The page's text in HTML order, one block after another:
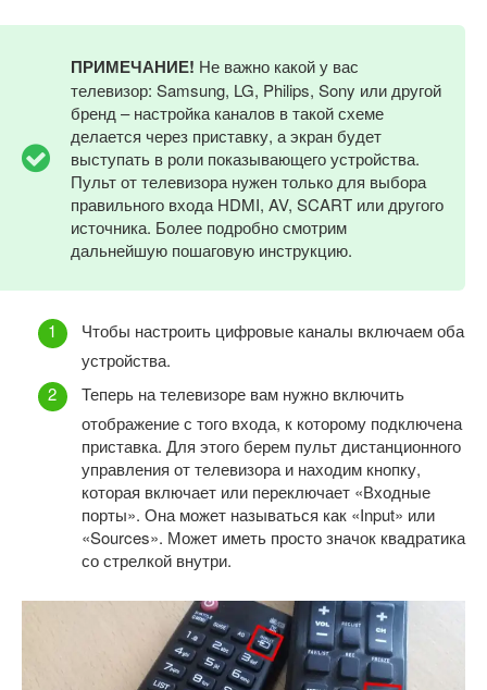
ПРИМЕЧАНИЕ! Не важно какой у вас
телевизор: Samsung, LG, Philips, Sony или другой
бренд – настройка каналов в такой схеме
делается через приставку, а экран будет
выступать в роли показывающего устройства.
Пульт от телевизора нужен только для выбора
правильного входа HDMI, AV, SCART или другого
источника. Более подробно смотрим
дальнейшую пошаговую инструкцию.
Чтобы настроить цифровые каналы включаем оба
устройства.
Теперь на телевизоре вам нужно включить
отображение с того входа, к которому подключена
приставка. Для этого берем пульт дистанционного
управления от телевизора и находим кнопку,
которая включает или переключает «Входные
порты». Она может называться как «Input» или
«Sources». Может иметь просто значок квадратика
со стрелкой внутри.